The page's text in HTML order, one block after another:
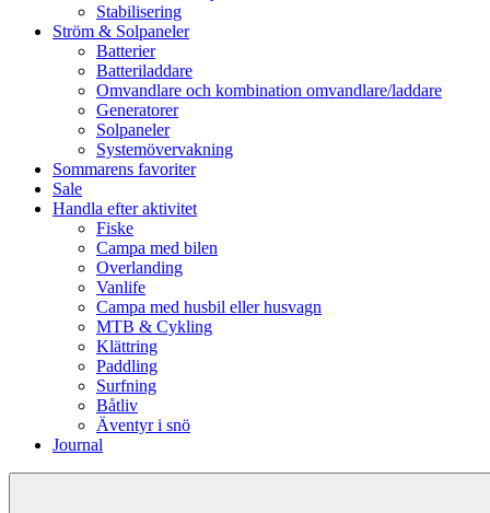
Stabilisering
Ström & Solpaneler
Batterier
Batteriladdare
Omvandlare och kombination omvandlare/laddare
Generatorer
Solpaneler
Systemövervakning
Sommarens favoriter
Sale
Handla efter aktivitet
Fiske
Campa med bilen
Overlanding
Vanlife
Campa med husbil eller husvagn
MTB & Cykling
Klättring
Paddling
Surfning
Båtliv
Äventyr i snö
Journal